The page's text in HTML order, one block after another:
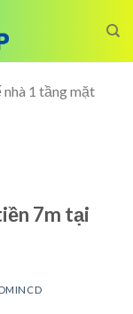
1 tầng mặt
7m tại